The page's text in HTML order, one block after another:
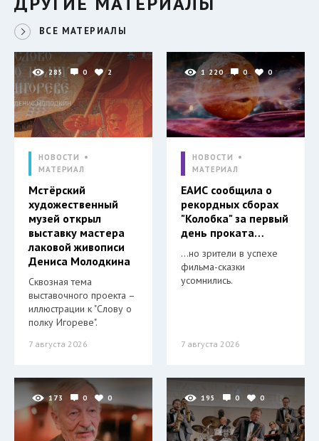
ВСЕ МАТЕРИАЛЫ
285 0 2
НОВОСТИ
МАТЕРИАЛ
Мстёрский
художественный
музей открыл
выставку мастера
лаковой живописи
Дениса Молодкина
Сквозная тема
выставочного проекта –
иллюстрации к "Слову о
полку Игореве".
7 августа 2026
1 220 0 0
НОВОСТИ
МАТЕРИАЛ
ЕАИС сообщила о
рекордных сборах
"Колобка" за первый
день проката…
…но зрители в успехе
фильма-сказки
усомнились.
7 августа 2026
173 0 0 195 0 0